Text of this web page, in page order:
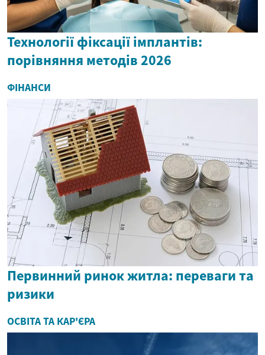
Технології фіксації імплантів:
порівняння методів 2026
ФІНАНСИ
Первинний ринок житла: переваги та
ризики
ОСВІТА ТА КАР'ЄРА